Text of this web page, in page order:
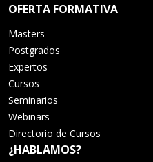
OFERTA FORMATIVA
Masters
Postgrados
Expertos
Cursos
Seminarios
Webinars
Directorio de Cursos
¿HABLAMOS?